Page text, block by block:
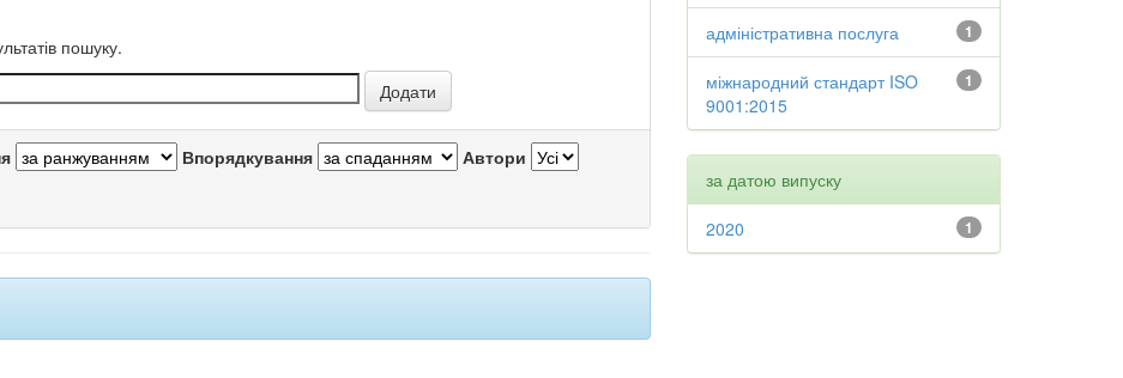
пошуку.
Впорядкування Автори
1
адміністративна послуга
1
міжнародний стандарт ISO
9001:2015
за датою випуску
1
2020